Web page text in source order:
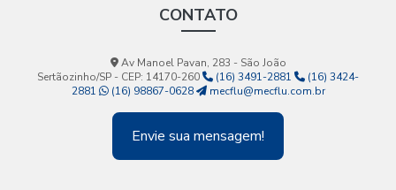
CONTATO
Av Manoel Pavan, 283 - São João
Sertãozinho/SP - CEP: 14170-260
(16) 3491-2881
(16) 3424-
2881
(16) 98867-0628 mecflu@mecflu.com.br
Envie sua mensagem!